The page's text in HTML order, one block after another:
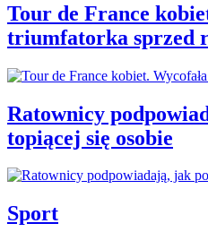
Tour de France
triumfatorka sprzed
Ratownicy
topiącej się osobie
Sport